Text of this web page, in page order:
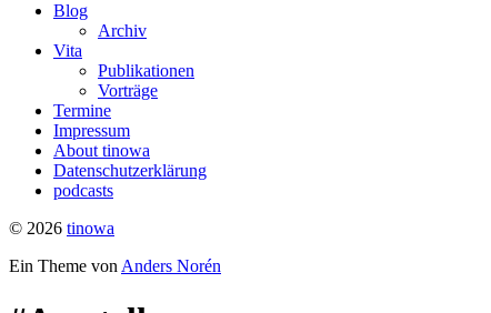
Blog
Archiv
Vita
Publikationen
Vorträge
Termine
Impressum
About tinowa
Datenschutzerklärung
podcasts
© 2026 tinowa
Ein Theme von Anders Norén